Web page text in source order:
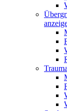
Trauma